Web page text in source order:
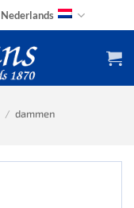
Nederlands
/ dammen